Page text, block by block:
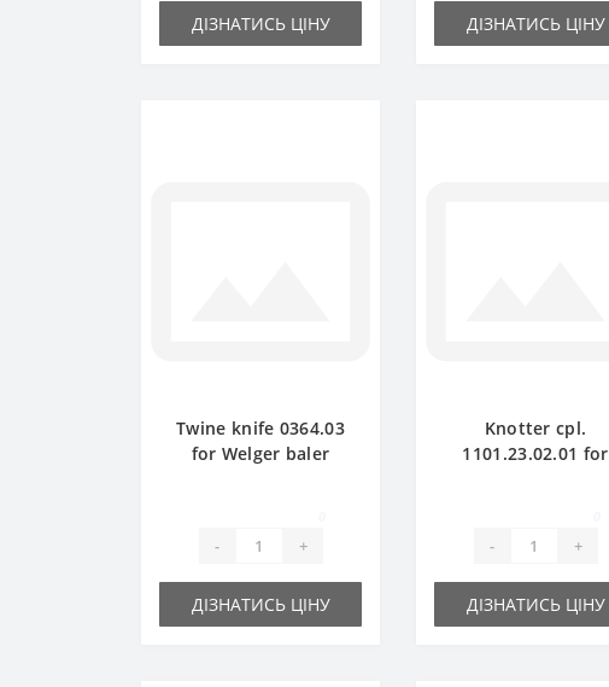
ДІЗНАТИСЬ ЦІНУ ДІЗНАТИСЬ ЦІНУ
Twine knife 0364.03
for Welger baler
- +
ДІЗНАТИСЬ ЦІНУ
Knotter cpl.
1101.23.02.01 for
- +
ДІЗНАТИСЬ ЦІНУ